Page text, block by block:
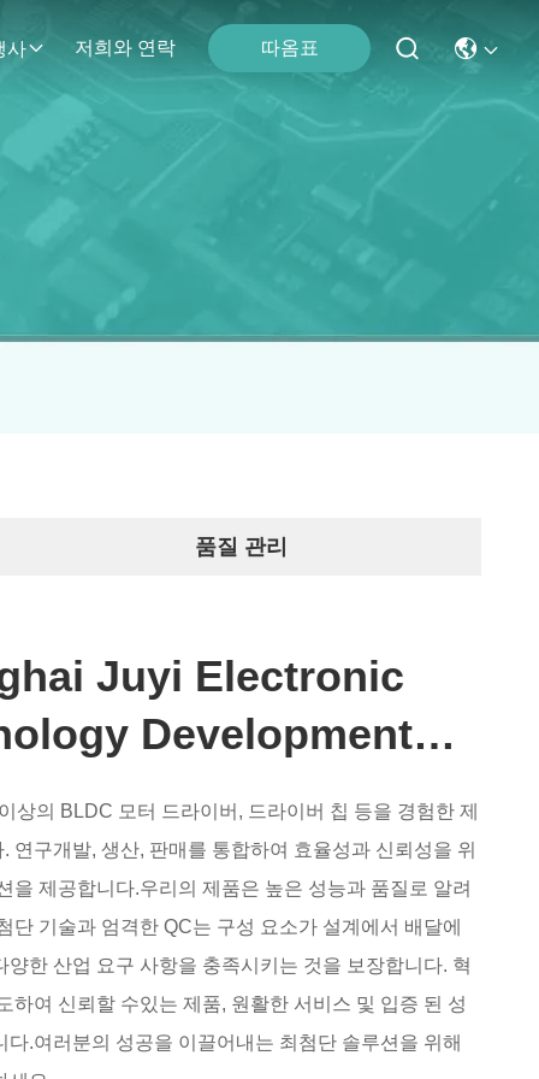
사 저희와 연락 따옴표
품질 관리
Juyi Electronic
Development
상의 BLDC 모터 드라이버, 드라이버 칩 등을 경험한 제
연구개발, 생산, 판매를 통합하여 효율성과 신뢰성을 위
을 제공합니다.우리의 제품은 높은 성능과 품질로 알려
단 기술과 엄격한 QC는 구성 요소가 설계에서 배달에
양한 산업 요구 사항을 충족시키는 것을 보장합니다. 혁
하여 신뢰할 수있는 제품, 원활한 서비스 및 입증 된 성
다.여러분의 성공을 이끌어내는 최첨단 솔루션을 위해